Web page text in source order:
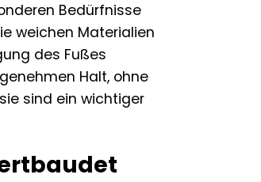
Bedürfnisse
weichen Materialien
des Fußes
Halt, ohne
sind ein wichtiger